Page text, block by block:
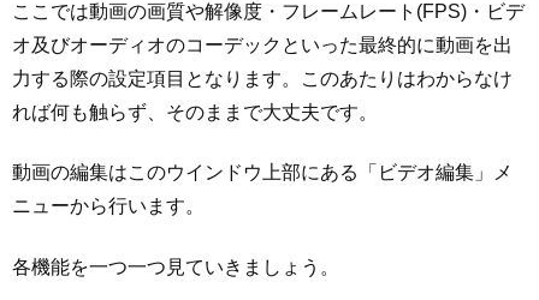
ここでは動画の画質や解像度・フレームレート(FPS)・ビデ
オ及びオーディオのコーデックといった最終的に動画を出
力する際の設定項目となります。このあたりはわからなけ
れば何も触らず、そのままで大丈夫です。
動画の編集はこのウインドウ上部にある「ビデオ編集」メ
ニューから行います。
各機能を一つ一つ見ていきましょう。